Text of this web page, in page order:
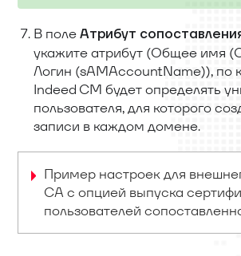
В полеАтрибут
укажите атрибут (Общее имя
Логин (sAMAccountName)), по
Indeed CM будет определять
пользователя, для которого
записи в каждом домене.
Пример настроек для
CA с опцией выпуска
пользователей